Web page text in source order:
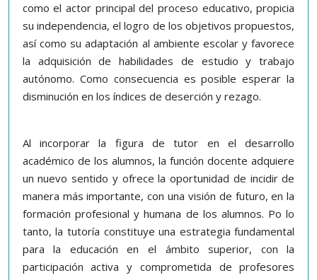
como el actor principal del proceso educativo, propicia
su independencia, el logro de los objetivos propuestos,
así como su adaptación al ambiente escolar y favorece
la adquisición de habilidades de estudio y trabajo
autónomo. Como consecuencia es posible esperar la
disminución en los índices de deserción y rezago.
Al incorporar la figura de tutor en el desarrollo
académico de los alumnos, la función docente adquiere
un nuevo sentido y ofrece la oportunidad de incidir de
manera más importante, con una visión de futuro, en la
formación profesional y humana de los alumnos. Po lo
tanto, la tutoría constituye una estrategia fundamental
para la educación en el ámbito superior, con la
participación activa y comprometida de profesores